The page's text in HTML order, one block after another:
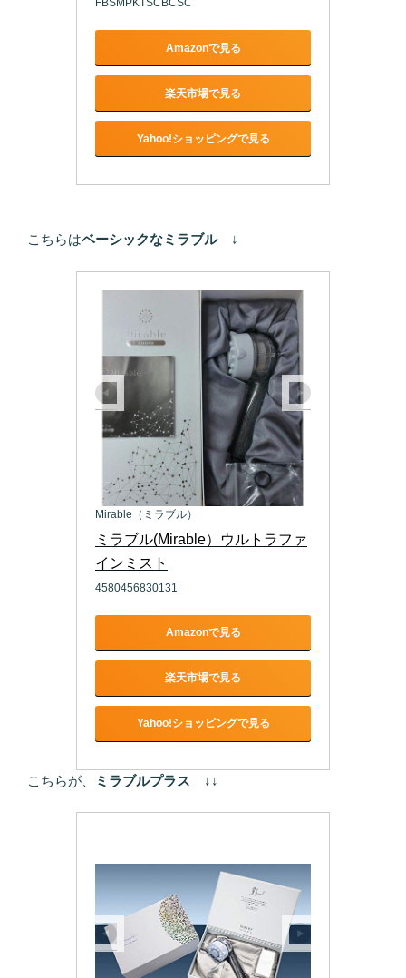
FBSMPKTSCBCSC
Amazonで見る
楽天市場で見る
Yahoo!ショッピングで見る
こちらはベーシックなミラブル↓
Mirable（ミラブル）
ミラブル(Mirable）ウルトラファ
インミスト
4580456830131
Amazonで見る
楽天市場で見る
Yahoo!ショッピングで見る
こちらが、 ミラブルプラス ↓↓